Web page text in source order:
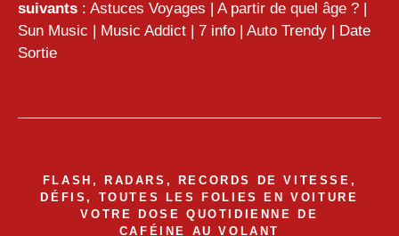
suivants : Astuces Voyages A partir de quel âge ?
Sun Music
Music Addict 7 info Auto Trendy
Date
Sortie
FLASH, RADARS, RECORDS DE VITESSE,
DÉFIS, TOUTES LES FOLIES EN VOITURE
VOTRE DOSE QUOTIDIENNE DE
CAFÉINE AU VOLANT